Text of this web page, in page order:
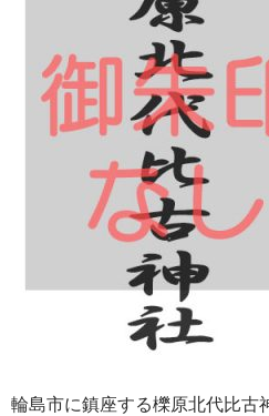
輪島市に鎮座する櫟原北代比古